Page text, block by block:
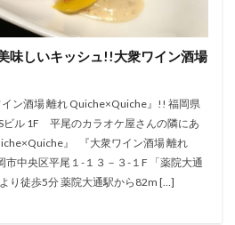
味しいキッシュ!!大衆ワイン酒場
ン酒場 離れ Quiche×Quiche』!! 福岡県
ビル 1F 平尾のカラオケ屋さんの隣にあ
』 『大衆ワイン酒場 離れ
中央区平尾１-１３－３-１F 「薬院大通
り徒歩5分 薬院大通駅から82m […]